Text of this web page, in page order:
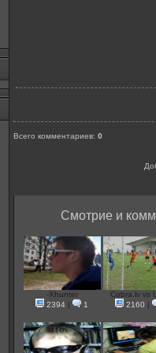
Всего комментариев:0
Смотрие и
-Xhunter
2394 | 1
Cobra.lv vs
2160
|